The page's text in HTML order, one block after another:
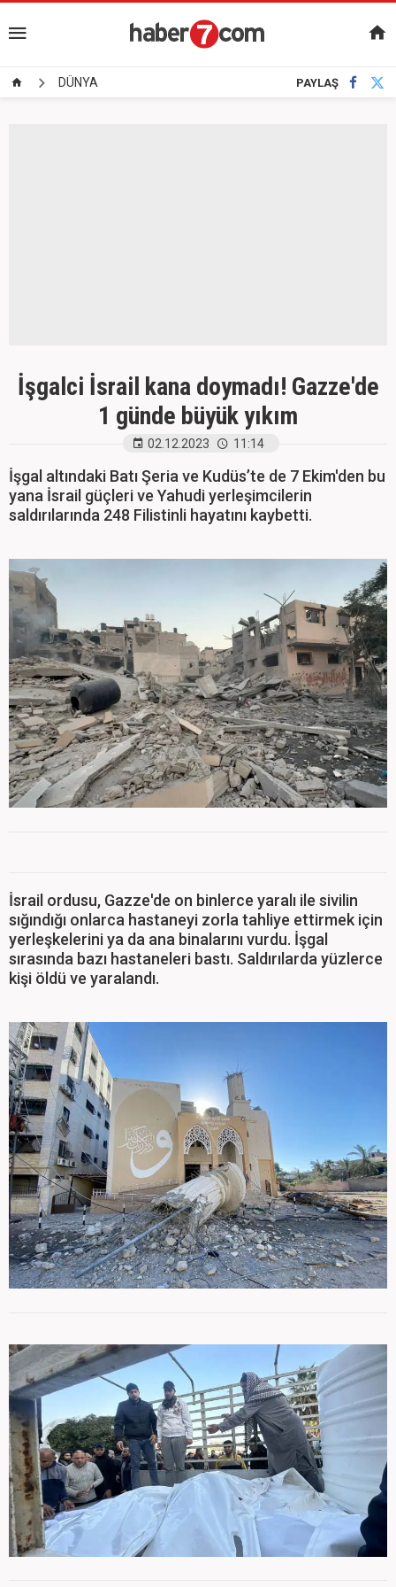
DÜNYA PAYLAŞ
İşgalci İsrail kana doymadı! Gazze'de
1 günde büyük yıkım
02.12.2023 11:14
İşgal altındaki Batı Şeria ve Kudüs’te de 7 Ekim'den bu
yana İsrail güçleri ve Yahudi yerleşimcilerin
saldırılarında 248 Filistinli hayatını kaybetti.
İsrail ordusu, Gazze'de on binlerce yaralı ile sivilin
sığındığı onlarca hastaneyi zorla tahliye ettirmek için
yerleşkelerini ya da ana binalarını vurdu. İşgal
sırasında bazı hastaneleri bastı. Saldırılarda yüzlerce
kişi öldü ve yaralandı.